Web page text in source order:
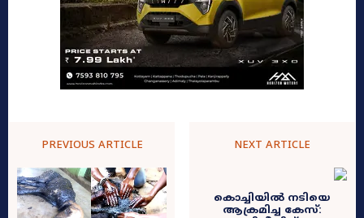
PREVIOUS ARTICLE NEXT ARTICLE
കൊച്ചിയിൽ നടിയെ
ആക്രമിച്ച കേസ്: